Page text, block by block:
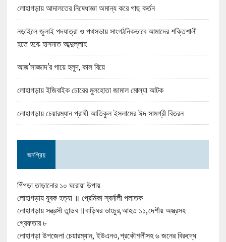
লোহাগড়ায় আদালতের নিষেধাজ্ঞা অমান্য করে গাছ কর্তন
নড়াইলে জুলাই পদযাত্রা ও পথসভায় সাংগঠনিকভাবে আমাদের শক্তিশালী
হতে হবে: হাসনাত আব্দুল্লাহ
আজ‘সাজ্জাদ’র গায়ে হলুদ, কাল বিয়ে
লোহাগড়ায় ইজিবাইক চোরের মুলহোতা জামাল মোল্যা আটক
লোহাগড়ায় চেয়ারম্যান প্রার্থী আতিকুল ইসলামের ঈদ সামগ্রী বিতরন
জনপ্রিয়
পিঁপড়া তাড়ানোর ১০ ঘরোয়া উপায়
লোহাগড়ায় যুবক হত্যা ॥ প্রেমিকা স্বর্নালী পলাতক
লোহাগড়ায় সন্ত্রসী তান্ডব ॥বাড়িঘর ভাংচুর,আহত ১১,দেশীয় অস্ত্রসহ
গ্রেফতার ৮
লোহাগড়া উপজেলা চেয়ারম্যান, ইউএনও,প্রকৌশলীসহ ৬ জনের বিরুদ্ধে